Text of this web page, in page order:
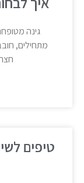
גינה מטופחת
מתחילים,
חצר
טיפים